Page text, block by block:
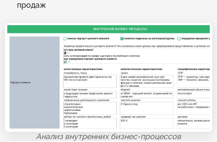
продаж
Анализ внутренних бизнес-процессов